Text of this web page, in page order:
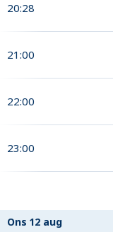
20:28
21:00
22:00
23:00
Ons 12 aug